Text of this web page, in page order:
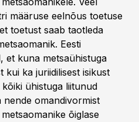
määruse eelnõus toetuse
toetust saab taotleda
Eesti
et kuna metsaühistuga
kui ka juriidilisest isikust
ühistuga liitunud
nende omandivormist
õiglase